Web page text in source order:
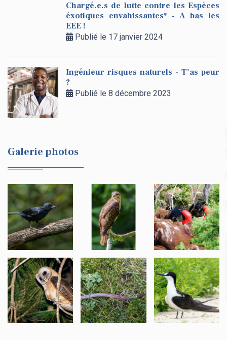
Chargé.e.s de lutte contre les Espèces
éxotiques envahissantes* - A bas les
EEE !
Publié le 17 janvier 2024
Ingénieur risques naturels - T’as peur
?
Publié le 8 décembre 2023
Galerie photos